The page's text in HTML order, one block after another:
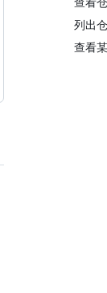
列出
查看